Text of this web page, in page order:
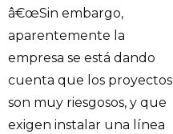
â€œSin embargo,
aparentemente la
empresa se está dando
cuenta que los proyectos
son muy riesgosos, y que
exigen instalar una línea